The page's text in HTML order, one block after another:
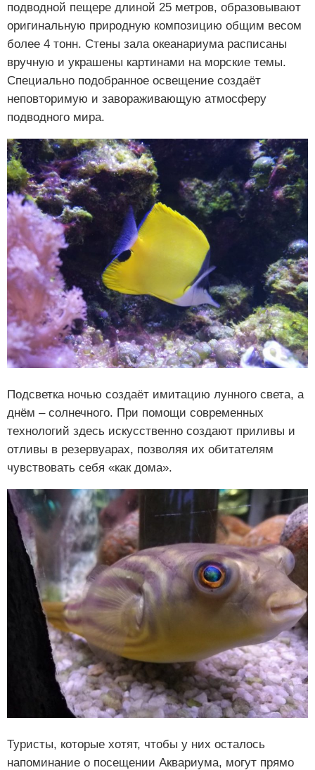
подводной пещере длиной 25 метров, образовывают
оригинальную природную композицию общим весом
более 4 тонн. Стены зала океанариума расписаны
вручную и украшены картинами на морские темы.
Специально подобранное освещение создаёт
неповторимую и завораживающую атмосферу
подводного мира.
Подсветка ночью создаёт имитацию лунного света, а
днём – солнечного. При помощи современных
технологий здесь искусственно создают приливы и
отливы в резервуарах, позволяя их обитателям
чувствовать себя «как дома».
Туристы, которые хотят, чтобы у них осталось
напоминание о посещении Аквариума, могут прямо